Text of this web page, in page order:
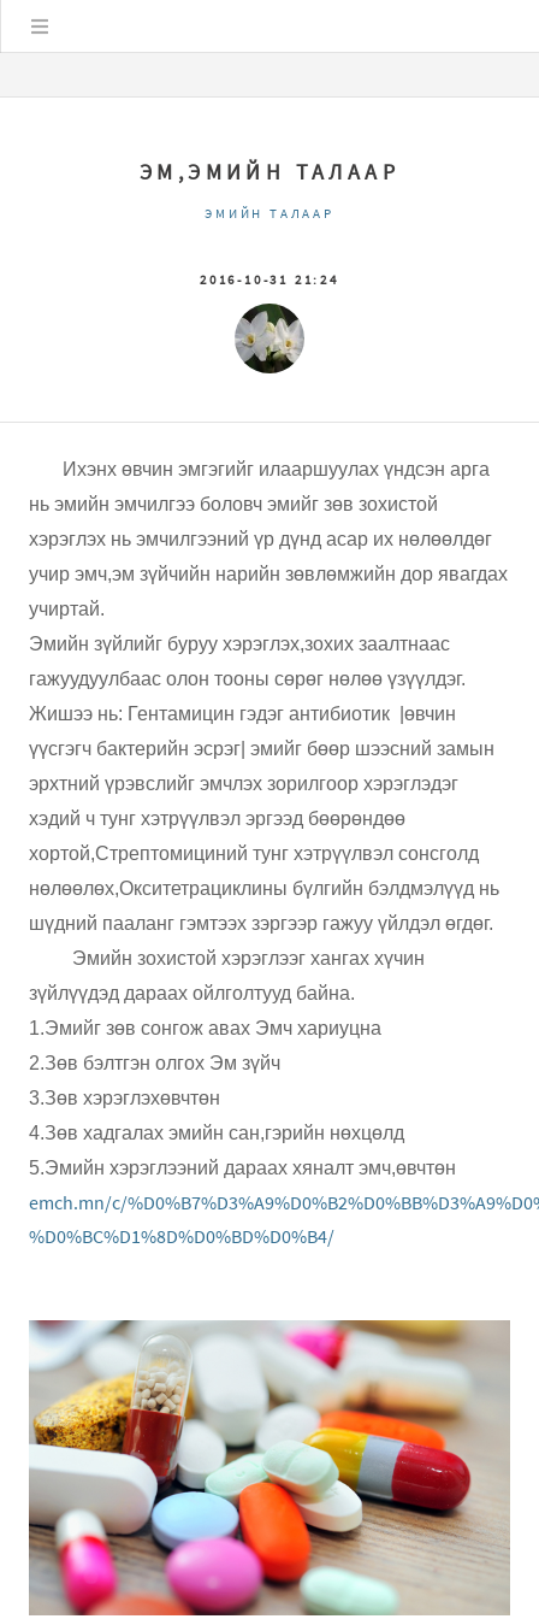
ЭМ,ЭМИЙН ТАЛААР
ЭМИЙН ТАЛААР
2016-10-31 21:24
Ихэнх өвчин эмгэгийг илааршуулах үндсэн арга
нь эмийн эмчилгээ боловч эмийг зөв зохистой
хэрэглэх нь эмчилгээний үр дүнд асар их нөлөөлдөг
учир эмч,эм зүйчийн нарийн зөвлөмжийн дор явагдах
учиртай.
Эмийн зүйлийг буруу хэрэглэх,зохих заалтнаас
гажуудуулбаас олон тооны сөрөг нөлөө үзүүлдэг.
Жишээ нь: Гентамицин гэдэг антибиотик |өвчин
үүсгэгч бактерийн эсрэг| эмийг бөөр шээсний замын
эрхтний үрэвслийг эмчлэх зорилгоор хэрэглэдэг
хэдий ч тунг хэтрүүлвэл эргээд бөөрөндөө
хортой,Стрептомициний тунг хэтрүүлвэл сонсголд
нөлөөлөх,Окситетрациклины бүлгийн бэлдмэлүүд нь
шүдний пааланг гэмтээх зэргээр гажуу үйлдэл өгдөг.
Эмийн зохистой хэрэглээг хангах хүчин
зүйлүүдэд дараах ойлголтууд байна.
1.Эмийг зөв сонгож авах Эмч хариуцна
2.Зөв бэлтгэн олгох Эм зүйч
3.Зөв хэрэглэхөвчтөн
4.Зөв хадгалах эмийн сан,гэрийн нөхцөлд
5.Эмийн хэрэглээний дараах хяналт эмч,өвчтөн
emch.mn/c/
%D0%BC%D1%8D%D0%BD%D0%B4/